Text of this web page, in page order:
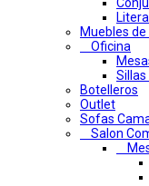
Muebles
Oficina
Sillas
Botelleros
Outlet
Sofas
Salon